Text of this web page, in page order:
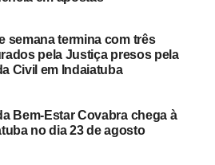
semana termina com três
pela Justiça presos pela
Civil em Indaiatuba
Bem-Estar Covabra chega à
no dia 23 de agosto